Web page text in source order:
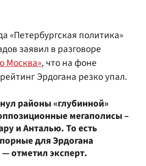
«Петербургская политика»
заявил в разговоре
Москва», что на фоне
Эрдогана резко упал.
районы «глубинной»
мегаполисы –
и Анталью. То есть
для Эрдогана
отметил эксперт.